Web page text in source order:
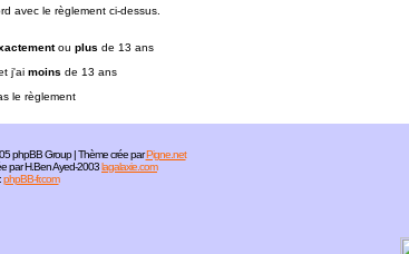
avec le règlement ci-dessus.
ou plus de 13 ans
j'ai moins de 13 ans
le règlement
phpBB Group | Thème crée parPigne.net
par H.Ben Ayed-2003lagalaxie.com
phpBB-fr.com